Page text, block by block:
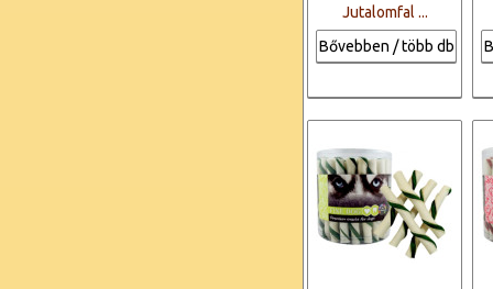
Jutalomfal ...
Bővebben / több db